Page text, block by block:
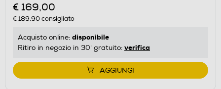
€ 169,00
€ 189,90consigliato
Acquisto online: disponibile
Ritiro in negozio in 30' gratuito: verifica
AGGIUNGI